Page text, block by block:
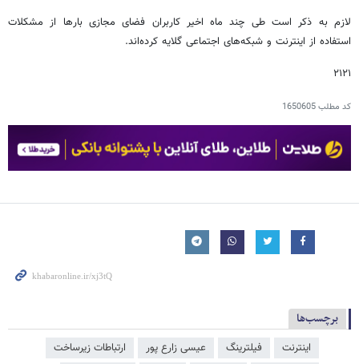
لازم به ذکر است طی چند ماه اخیر کاربران فضای مجازی بارها از مشکلات
استفاده از اینترنت و شبکه‌های اجتماعی گلایه کرده‌اند.
۲۱۲۱
کد مطلب1650605
برچسب‌ها
اینترنت فیلترینگ عیسی زارع پور
ارتباطات زیرساخت